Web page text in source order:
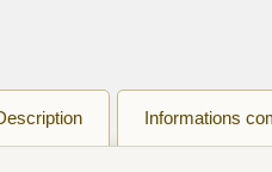
Informations